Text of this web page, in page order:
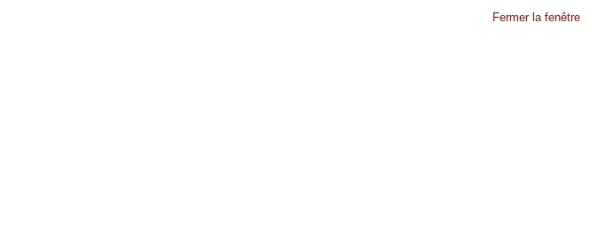
Fermer la fenêtre